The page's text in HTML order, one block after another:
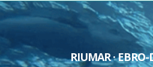
RIUMAR ·